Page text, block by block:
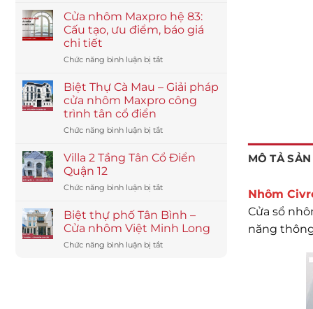
pháp
cho
công
ven
nhôm
Maxpro
muối
Cửa nhôm Maxpro hệ 83:
Cấu tạo, ưu điểm, báo giá
chi tiết
Chức năng bình luận bị tắtở
nhôm
Maxpro
hệ
Cấu
ưu
giá
tiết
Biệt Thự Cà Mau – Giải pháp
cửa nhôm Maxpro công
trình tân cổ điển
Chức năng bình luận bị tắtở
Thự
–
pháp
cửa
Maxpro
Villa 2 Tầng Tân Cổ Điển
Quận 12
Chức năng bình luận bị tắtở
2
Tầng
Tân
Cổ
Biệt thự phố Tân Bình –
Cửa nhôm Việt Minh Long
Chức năng bình luận bị tắtở
MÔ TẢ
Nhôm
Cửa sổ
năng